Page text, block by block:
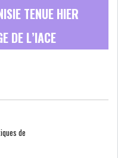
MARCHÉ
TENUE HIER
DE L’IACE
de